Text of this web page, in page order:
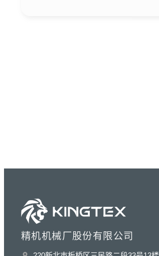
精机机械厂股份有限公司